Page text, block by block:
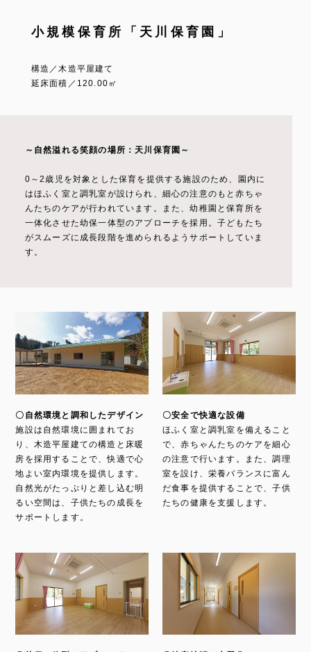
小規模保育所「天川保育園」
構造／木造平屋建て
延床面積／120.00㎡
～自然溢れる笑顔の場所：天川保育園～
0～2歳児を対象とした保育を提供する施設のため、園内に
はほふく室と調乳室が設けられ、細心の注意のもと赤ちゃ
んたちのケアが行われています。また、幼稚園と保育所を
一体化させた幼保一体型のアプローチを採用。子どもたち
がスムーズに成長段階を進められるようサポートしていま
す。
〇自然環境と調和したデザイン
施設は自然環境に囲まれてお
り、木造平屋建ての構造と床暖
房を採用することで、快適で心
地よい室内環境を提供します。
自然光がたっぷりと差し込む明
るい空間は、子供たちの成長を
サポートします。
〇安全で快適な設備
ほふく室と調乳室を備えること
で、赤ちゃんたちのケアを細心
の注意で行います。また、調理
室を設け、栄養バランスに富ん
だ食事を提供することで、子供
たちの健康を支援します。